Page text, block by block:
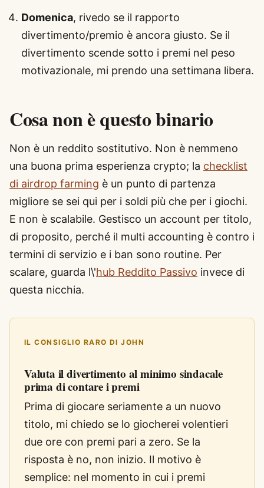
Domenica, rivedo se il rapporto
divertimento/premio è ancora giusto. Se il
divertimento scende sotto i premi nel peso
motivazionale, mi prendo una settimana libera.
Cosa non è questo binario
Non è un reddito sostitutivo. Non è nemmeno
una buona prima esperienza crypto; la checklist
di airdrop farming è un punto di partenza
migliore se sei qui per i soldi più che per i giochi.
E non è scalabile. Gestisco un account per titolo,
di proposito, perché il multi accounting è contro i
termini di servizio e i ban sono routine. Per
scalare, guarda l\'hub Reddito Passivo invece di
questa nicchia.
IL CONSIGLIO RARO DI JOHN
Valuta il divertimento al minimo sindacale
prima di contare i premi
Prima di giocare seriamente a un nuovo
titolo, mi chiedo se lo giocherei volentieri
due ore con premi pari a zero. Se la
risposta è no, non inizio. Il motivo è
semplice: nel momento in cui i premi